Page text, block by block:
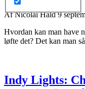
AfNicolai Hald9
Hvordan kan man have
løfte det? Det kan man
Indy Lights: